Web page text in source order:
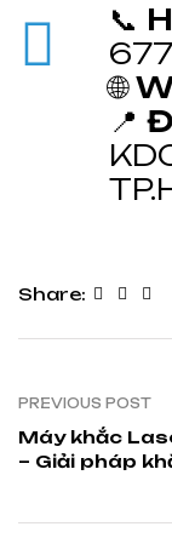
📞
677
🌐
📍
Share:
PREVIOUS POST
Máy khắc
– Giải pháp